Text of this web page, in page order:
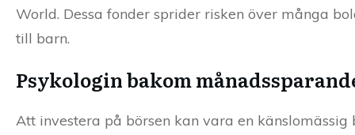
World. Dessa fonder sprider risken över många
till barn.
Psykologin bakom
Att investera på börsen kan vara en